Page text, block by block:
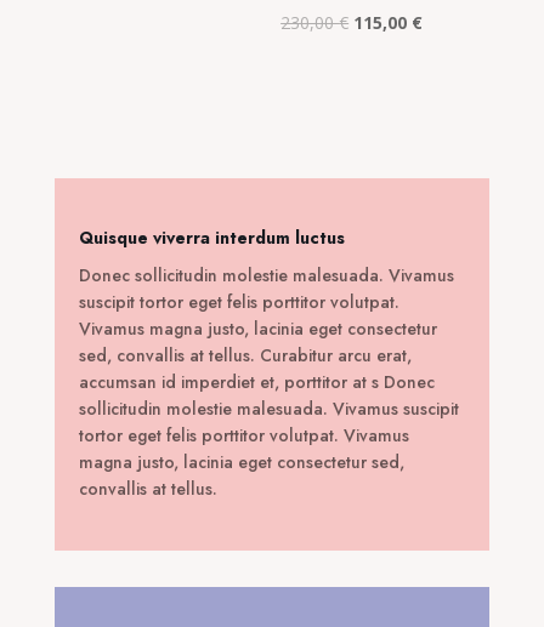
230,00€ Original
115,00 €
Quisque viverra interdum luctus
Donec sollicitudin molestie malesuada. Vivamus
suscipit tortor eget felis porttitor volutpat.
Vivamus magna justo, lacinia eget consectetur
sed, convallis at tellus. Curabitur arcu erat,
accumsan id imperdiet et, porttitor at s Donec
sollicitudin molestie malesuada. Vivamus suscipit
tortor eget felis porttitor volutpat. Vivamus
magna justo, lacinia eget consectetur sed,
convallis at tellus.